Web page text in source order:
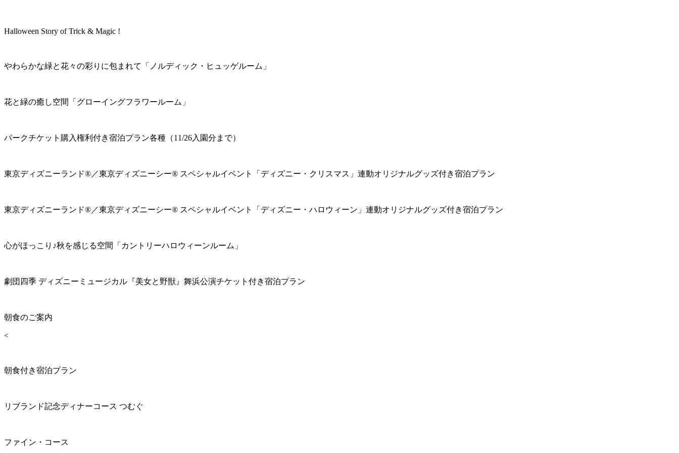
Halloween Story of Trick & Magic !
やわらかな緑と花々の彩りに包まれて「ノルディック・ヒュッゲルーム」
花と緑の癒し空間「グローイングフラワールーム」
パークチケット購入権利付き宿泊プラン各種（11/26入園分まで）
東京ディズニーランド®／東京ディズニーシー® スペシャルイベント「ディズニー・クリスマス」連動オリジナルグッズ付き宿泊プラン
東京ディズニーランド®／東京ディズニーシー® スペシャルイベント「ディズニー・ハロウィーン」連動オリジナルグッズ付き宿泊プラン
心がほっこり♪秋を感じる空間「カントリーハロウィーンルーム」
劇団四季 ディズニーミュージカル『美女と野獣』舞浜公演チケット付き宿泊プラン
朝食のご案内
<
朝食付き宿泊プラン
リブランド記念ディナーコース つむぐ
ファイン・コース